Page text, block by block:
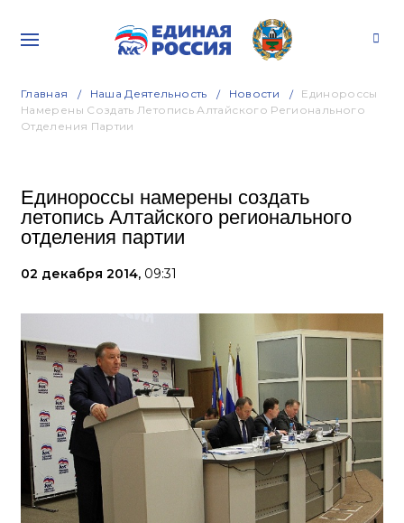
Главная Наша Деятельность Новости
Единороссы
Намерены Создать Летопись Алтайского Регионального
Отделения Партии
Единороссы намерены создать
летопись Алтайского регионального
отделения партии
02 декабря 2014, 09:31